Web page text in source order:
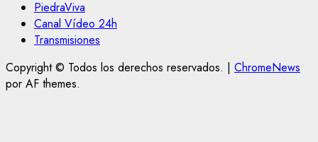
PiedraViva
Canal Vídeo 24h
Transmisiones
Copyright © Todos los derechos reservados. | ChromeNews
por AF themes.